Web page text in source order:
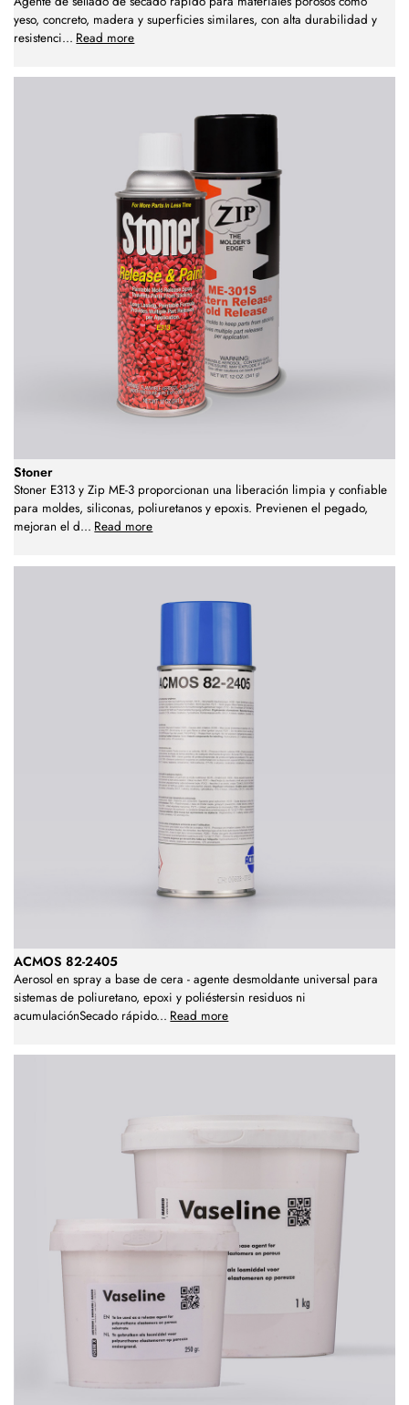
yeso, concreto, madera y superficies similares, con alta durabilidad y
resistenci... Read more
Stoner
Stoner E313 y Zip ME-3 proporcionan una liberación limpia y confiable
para moldes, siliconas, poliuretanos y epoxis. Previenen el pegado,
mejoran el d... Read more
ACMOS 82-2405
Aerosol en spray a base de cera - agente desmoldante universal para
sistemas de poliuretano, epoxi y poliéstersin residuos ni
acumulaciónSecado rápido... Read more